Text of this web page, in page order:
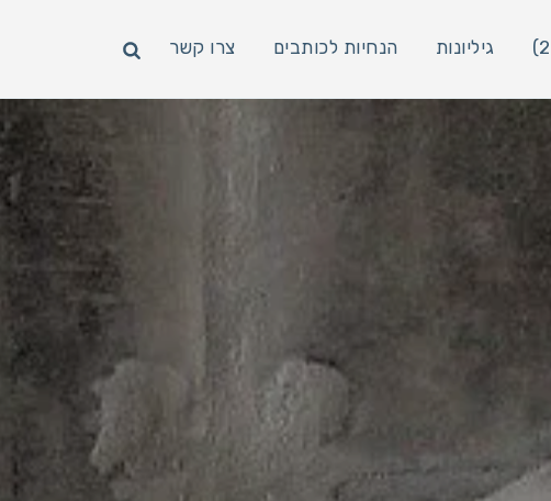
גיליונות הנחיות לכותבים צרו קשר